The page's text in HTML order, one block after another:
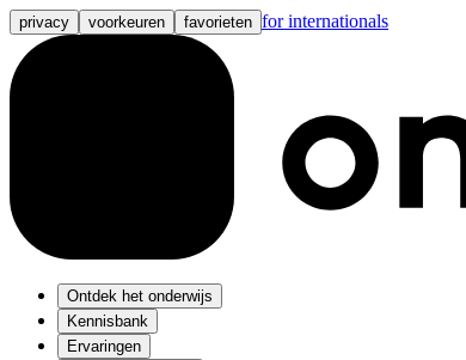
privacy voorkeuren favorieten for internationals
Ontdek het onderwijs
Kennisbank
Ervaringen